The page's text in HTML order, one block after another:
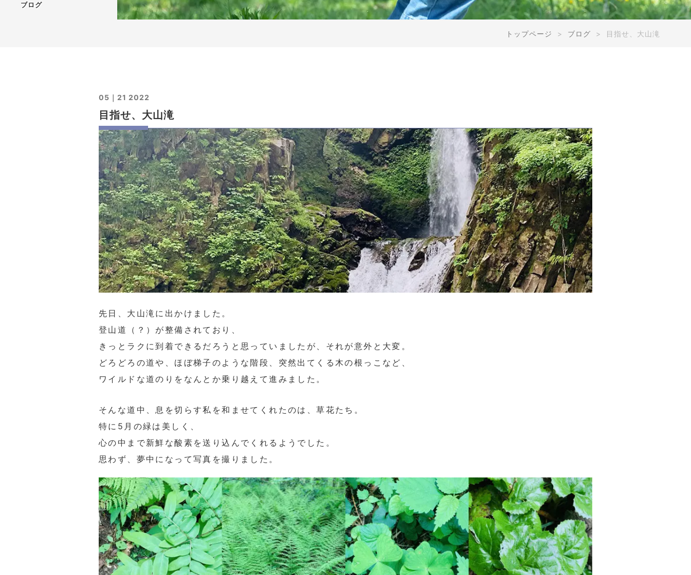
ブログ
トップページ ブログ 目指せ、大山滝
05｜21 2022
目指せ、大山滝
先日、大山滝に出かけました。
登山道（？）が整備されており、
きっとラクに到着できるだろうと思っていましたが、それが意外と大変。
どろどろの道や、ほぼ梯子のような階段、突然出てくる木の根っこなど、
ワイルドな道のりをなんとか乗り越えて進みました。
そんな道中、息を切らす私を和ませてくれたのは、草花たち。
特に5月の緑は美しく、
心の中まで新鮮な酸素を送り込んでくれるようでした。
思わず、夢中になって写真を撮りました。